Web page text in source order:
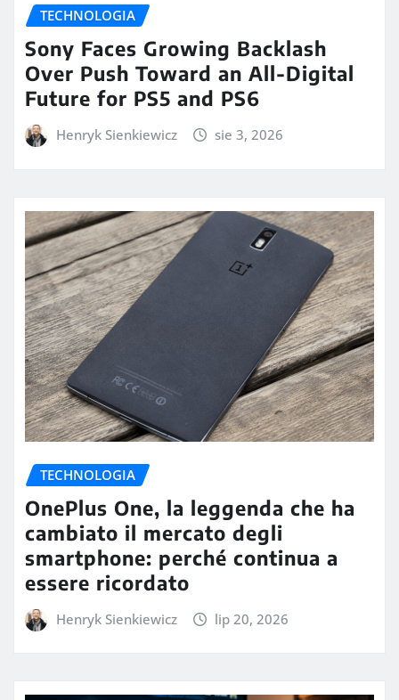
TECHNOLOGIA
Sony Faces Growing Backlash
Over Push Toward an All-Digital
Future for PS5 and PS6
Henryk Sienkiewicz sie 3, 2026
TECHNOLOGIA
OnePlus One, la leggenda che ha
cambiato il mercato degli
smartphone: perché continua a
essere ricordato
Henryk Sienkiewicz lip 20, 2026